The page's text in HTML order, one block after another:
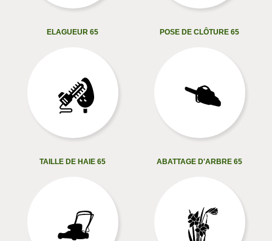
ELAGUEUR 65 POSE DE CLÔTURE 65
TAILLE DE HAIE 65 ABATTAGE D'ARBRE 65